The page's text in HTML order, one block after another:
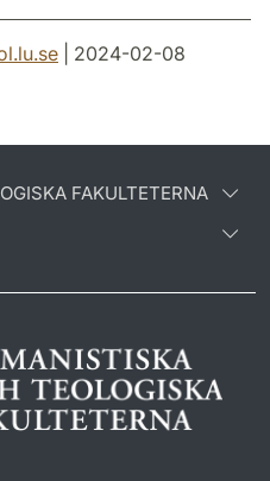
.se | 2024-02-08
FAKULTETERNA